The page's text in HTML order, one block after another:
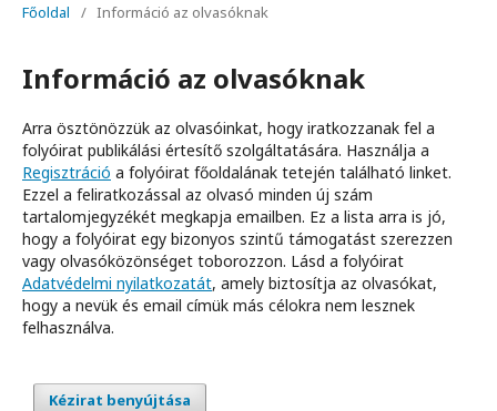
Főoldal / Információ az olvasóknak
Információ az olvasóknak
Arra ösztönözzük az olvasóinkat, hogy iratkozzanak fel a
folyóirat publikálási értesítő szolgáltatására. Használja a
Regisztráció a folyóirat főoldalának tetején található linket.
Ezzel a feliratkozással az olvasó minden új szám
tartalomjegyzékét megkapja emailben. Ez a lista arra is jó,
hogy a folyóirat egy bizonyos szintű támogatást szerezzen
vagy olvasóközönséget toborozzon. Lásd a folyóirat
Adatvédelmi nyilatkozatát, amely biztosítja az olvasókat,
hogy a nevük és email címük más célokra nem lesznek
felhasználva.
Kézirat benyújtása